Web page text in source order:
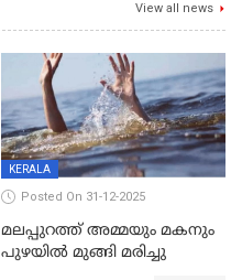
View all news
KERALA
Posted On 31-12-2025
മലപ്പുറത്ത് അമ്മയും മകനും
പുഴയിൽ മുങ്ങി മരിച്ചു